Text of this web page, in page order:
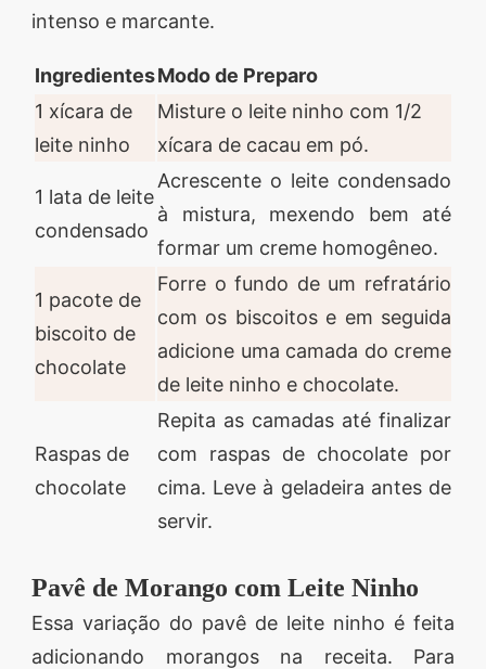
intenso e marcante.
IngredientesModo de Preparo
1 xícara de
leite ninho
Misture o leite ninho com 1/2
xícara de cacau em pó.
1 lata de leite
condensado
Acrescente o leite condensado
à mistura, mexendo bem até
formar um creme homogêneo.
1 pacote de
biscoito de
chocolate
Forre o fundo de um refratário
com os biscoitos e em seguida
adicione uma camada do creme
de leite ninho e chocolate.
Raspas de
chocolate
Repita as camadas até finalizar
com raspas de chocolate por
cima. Leve à geladeira antes de
servir.
Pavê de Morango com Leite Ninho
Essa variação do pavê de leite ninho é feita
adicionando morangos na receita. Para